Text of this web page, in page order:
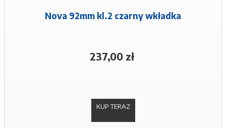
Nova 92mm kl.2 czarny wkładka
237,00 zł
KUP TERAZ